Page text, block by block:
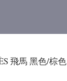
飛馬 黑色/棕色